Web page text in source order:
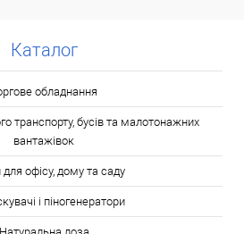
Каталог
обладнання
транспорту, бусів та малотонажних
вантажівок
офісу, дому та саду
і піногенератори